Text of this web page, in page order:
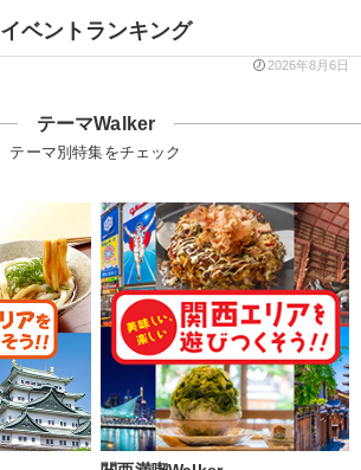
イベントランキング
2026年8月6日
テーマWalker
テーマ別特集をチェック